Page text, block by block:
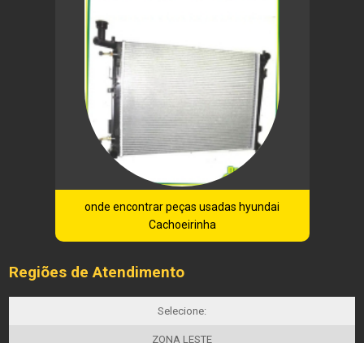
onde encontrar peças usadas hyundai
Cachoeirinha
Regiões de Atendimento
Selecione:
ZONA LESTE